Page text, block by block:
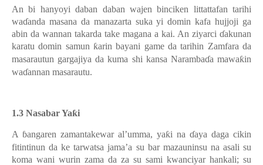
An bi hanyoyi daban daban wajen binciken littattafan tarihi
waɗanda masana da manazarta suka yi domin kafa hujjoji ga
abin da wannan takarda take magana a kai. An ziyarci ɗakunan
karatu domin samun ƙarin bayani game da tarihin Zamfara da
masarautun gargajiya da kuma shi kansa Narambaɗa mawaƙin
waɗannan masarautu.
1.3 Nasabar Yaƙi
A ɓangaren zamantakewar al’umma, yaƙi na ɗaya daga cikin
fitintinun da ke tarwatsa jama’a su bar mazauninsu na asali su
koma wani wurin zama da za su sami kwanciyar hankali; su